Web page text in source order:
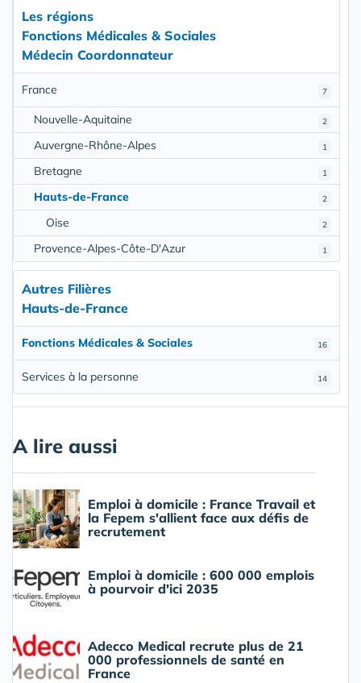
Les régions
Fonctions Médicales & Sociales
Médecin Coordonnateur
7
France
2
Nouvelle-Aquitaine
1
Auvergne-Rhône-Alpes
1
Bretagne
2
Hauts-de-France
2
Oise
1
Provence-Alpes-Côte-D'Azur
Autres Filières
Hauts-de-France
16
Fonctions Médicales & Sociales
14
Services à la personne
A lire aussi
Emploi à domicile : France Travail et
la Fepem s'allient face aux défis de
recrutement
Emploi à domicile : 600 000 emplois
à pourvoir d'ici 2035
Adecco Medical recrute plus de 21
000 professionnels de santé en
France